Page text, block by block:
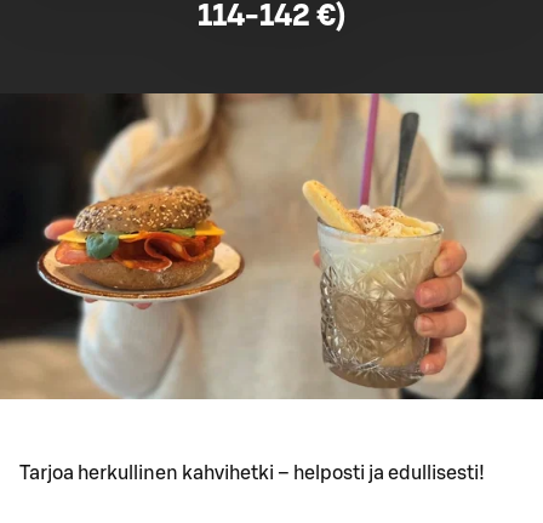
114-142 €)
Tarjoa herkullinen kahvihetki – helposti ja edullisesti!